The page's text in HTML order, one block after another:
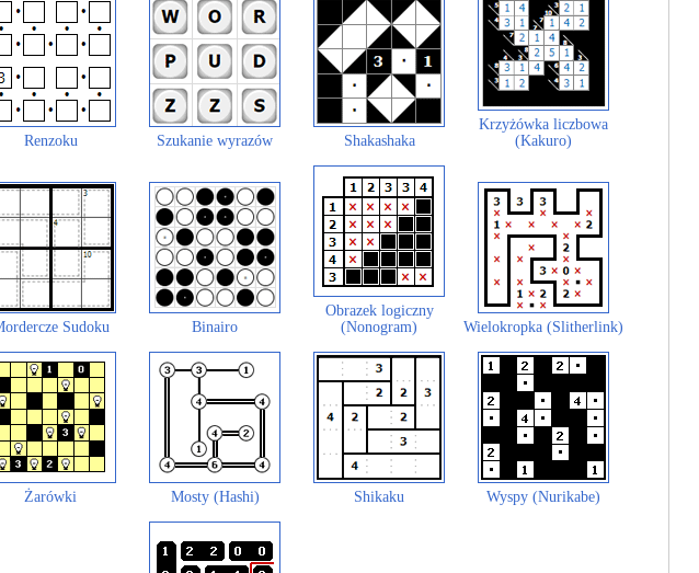
Renzoku Szukanie wyrazów Shakashaka
Krzyżówka liczbowa
(Kakuro)
Sudoku Binairo
Obrazek logiczny
(Nonogram)
Wielokropka (Slitherlink)
Żarówki Mosty (Hashi) Shikaku Wyspy (Nurikabe)